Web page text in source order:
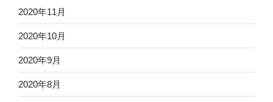
2020年11月
2020年10月
2020年9月
2020年8月